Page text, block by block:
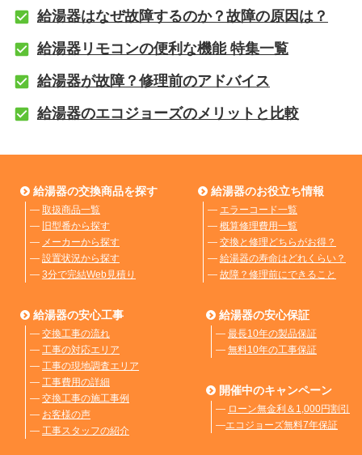
給湯器はなぜ故障するのか？故障の原因は？
給湯器リモコンの便利な機能 特集一覧
給湯器が故障？修理前のアドバイス
給湯器のエコジョーズのメリットと比較
給湯器の交換商品を探す
― 取扱商品一覧
― 旧型番から探す
― メーカーから探す
― 設置状況から探す
― 3分で完結Web見積り
給湯器のお役立ち情報
― エラーコード一覧
― 概算修理費用一覧
― 交換と修理どちらがお得？
― 給湯器の寿命はどれくらい？
― 故障？修理前にできること
給湯器の安心工事
― 交換工事の流れ
― 工事の対応エリア
― 工事の現地調査エリア
― 工事費用の詳細
― 交換工事の施工事例
― お客様の声
― 工事スタッフの紹介
給湯器の安心保証
― 最長10年の製品保証
― 無料10年の工事保証
開催中のキャンペーン
― ローン無金利＆1,000円割引
―エコジョーズ無料7年保証